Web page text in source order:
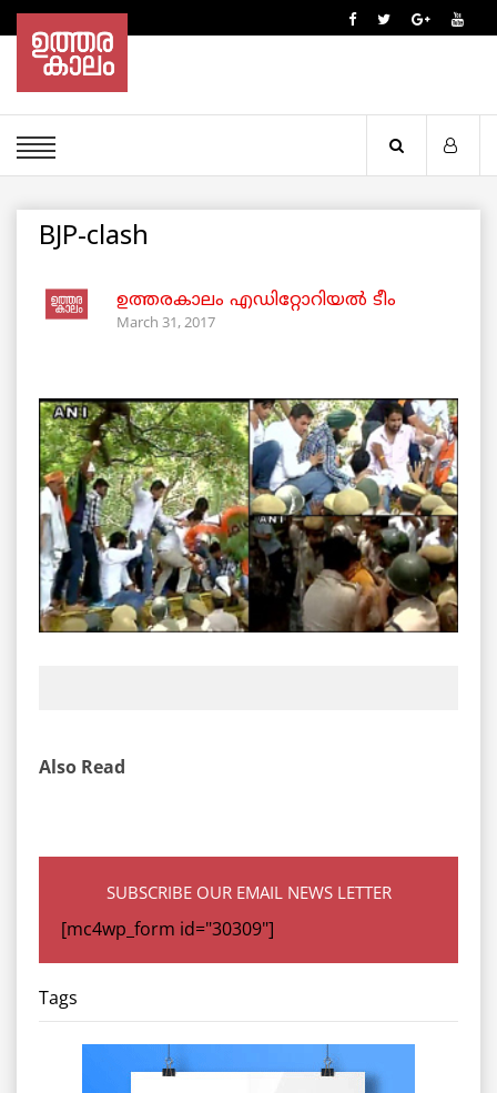
BJP-clash
ഉത്തരകാലം എഡിറ്റോറിയല്‍ ടീം
March 31, 2017
Also Read
SUBSCRIBE OUR EMAIL NEWS LETTER
[mc4wp_form id="30309"]
Tags